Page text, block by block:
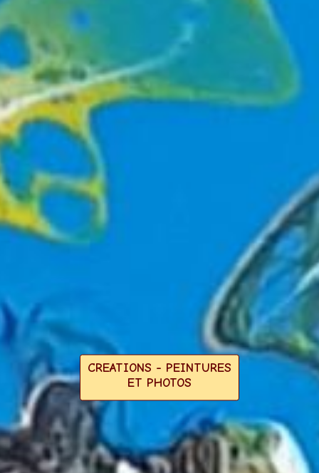
CREATIONS - PEINTURES
ET PHOTOS